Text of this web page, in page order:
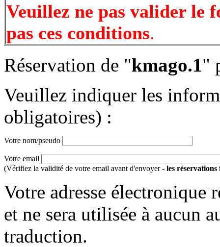
Veuillez ne pas valider le
pas ces conditions.
Réservation de "kmago.1"
Veuillez indiquer les
obligatoires) :
Votre nom/pseudo
Votre email
(Vérifiez la validité de votre email avant d'envoyer - les réservations
Votre adresse électronique
et ne sera utilisée à aucun
traduction.